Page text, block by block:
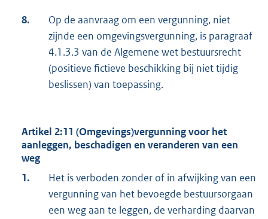
8.
Op de aanvraag om een vergunning, niet
zijnde een omgevingsvergunning, is paragraaf
4.1.3.3 van de Algemene wet bestuursrecht
(positieve fictieve beschikking bij niet tijdig
beslissen) van toepassing.
Artikel 2:11 (Omgevings)vergunning voor het
aanleggen, beschadigen en veranderen van een
weg
1.
Het is verboden zonder of in afwijking van een
vergunning van het bevoegde bestuursorgaan
een weg aan te leggen, de verharding daarvan